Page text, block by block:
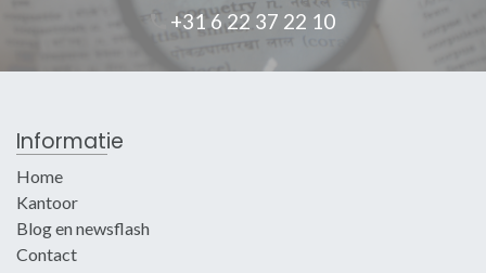
+31 6 22 37 22 10
Informatie
Home
Kantoor
Blog en newsflash
Contact